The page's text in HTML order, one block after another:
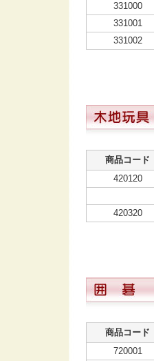
331000
331001
331002
商品コード
420120
420320
商品コード
720001